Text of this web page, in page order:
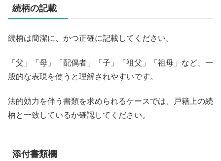
続柄の記載
続柄は簡潔に、かつ正確に記載してください。
「父」「母」「配偶者」「子」「祖父」「祖母」など、一
般的な表現を使うと理解されやすいです。
法的効力を伴う書類を求められるケースでは、戸籍上の続
柄と一致しているか確認してください。
添付書類欄